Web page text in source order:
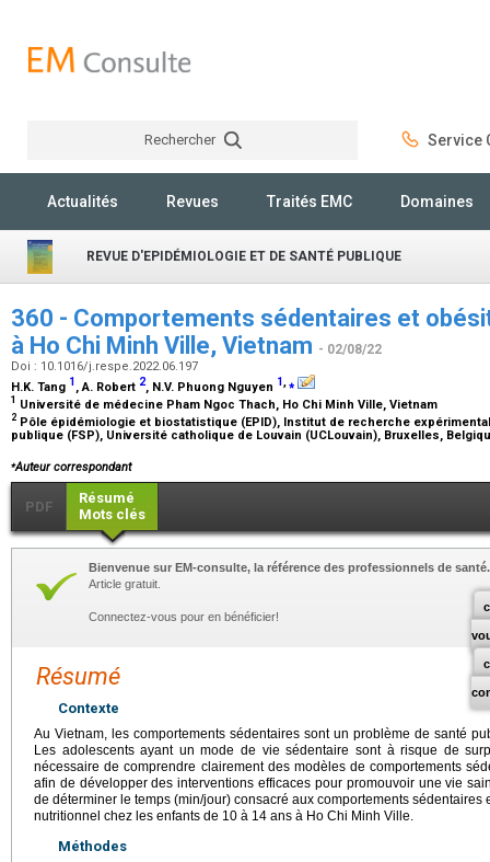
Rechercher Service
Actualités Revues Traités EMC Domaines
REVUE D'EPIDÉMIOLOGIE ET DE SANTÉ PUBLIQUE
360 - Comportements sédentaires et
à Ho Chi Minh Ville, Vietnam - 02/08/22
Doi : 10.1016/j.respe.2022.06.197
H.K. Tang 1 , A. Robert 2, N.V. Phuong Nguyen 1,⁎
1 Université de médecine Pham Ngoc Thach, Ho Chi Minh Ville, Vietnam
2 Pôle épidémiologie et biostatistique (EPID), Institut de recherche
publique (FSP), Université catholique de Louvain (UCLouvain), Bruxelles,
⁎Auteur correspondant
PDF
Résumé
Mots clés
Bienvenue sur EM-consulte, la référence des professionnels de santé.
Article gratuit.
Connectez-vous pour en bénéficier!
Résumé
Contexte
Au Vietnam, les comportements sédentaires sont un problème de santé
Les adolescents ayant un mode de vie sédentaire sont à risque de
nécessaire de comprendre clairement des modèles de comportements
afin de développer des interventions efficaces pour promouvoir une vie
de déterminer le temps (min/jour) consacré aux comportements sédentaires
nutritionnel chez les enfants de 10 à 14 ans à Ho Chi Minh Ville.
Méthodes